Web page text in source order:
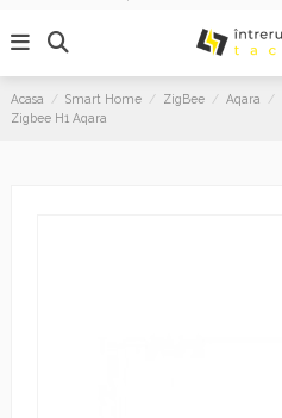
Acasa Smart Home ZigBee Aqara
Zigbee H1 Aqara